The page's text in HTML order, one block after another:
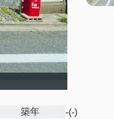
築年
-(-)